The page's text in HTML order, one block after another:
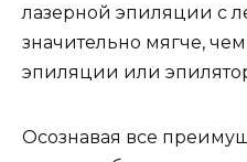
лазерной эпиляции с
значительно мягче,
эпиляции или
Осознавая все